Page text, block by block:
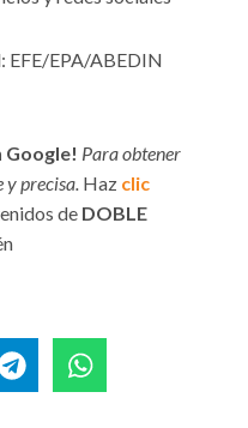
EFE/EPA/ABEDIN
Google! Para obtener
y precisa. Haz clic
de DOBLE